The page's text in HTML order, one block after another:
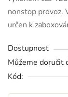
nonstop provoz.
určen k
Dostupnost
Můžeme doručit
Kód: